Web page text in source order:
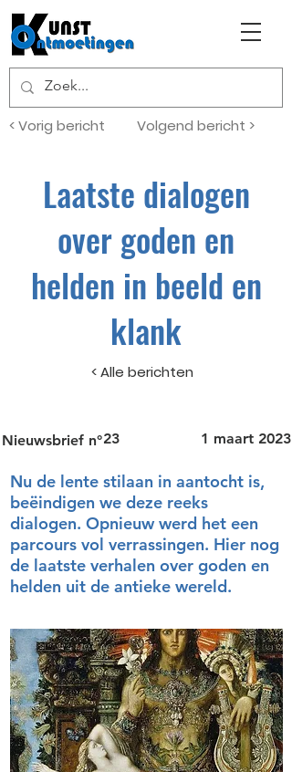
< Vorig bericht Volgend bericht >
Laatste dialogen
over goden en
helden in beeld en
klank
< Alle berichten
Nieuwsbrief n°23 1 maart 2023
Nu de lente stilaan in aantocht is,
beëindigen we deze reeks
dialogen. Opnieuw werd het een
parcours vol verrassingen. Hier nog
de laatste verhalen over goden en
helden uit de antieke wereld.